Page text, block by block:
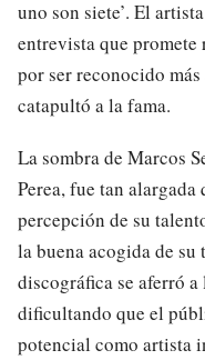
uno son siete’. El
entrevista que
por ser reconocido
catapultó a la fama.
La sombra de Marcos
Perea, fue tan
percepción de su
la buena acogida de
discográfica se aferró
dificultando que el
potencial como artista